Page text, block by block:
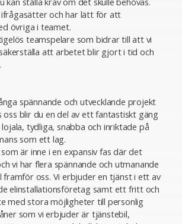
ifrågasätter och har lätt för att
övriga i teamet.
teamspelare som bidrar till att vi
att arbetet blir gjort i tid och
spännande och utvecklande projekt
oss blir du en del av ett fantastiskt gäng
tydliga, snabba och inriktade på
som ett lag.
är inne i en expansiv fas där det
vi har flera spännande och utmanande
framför oss. Vi erbjuder en tjänst i ett av
elinstallationsföretag samt ett fritt och
med stora möjligheter till personlig
som vi erbjuder är tjänstebil,